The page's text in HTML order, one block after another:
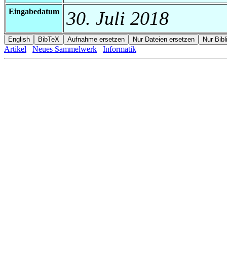
Eingabedatum 30. Juli 2018
Artikel Neues Sammelwerk Informatik